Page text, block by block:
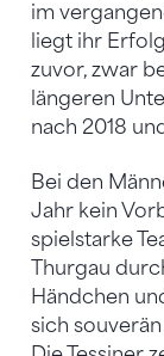
im
liegt ihr
zuvor, zwar
längeren
nach 2018
Bei den
Jahr kein
spielstarke
Thurgau
Händchen
sich